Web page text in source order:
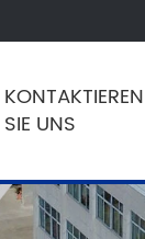
KONTAKTIEREN
SIE UNS